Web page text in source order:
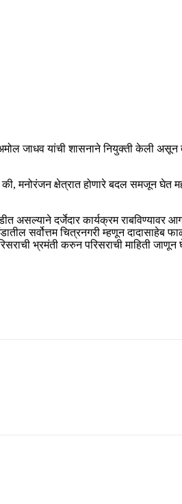
जाधव यांची शासनाने नियुक्ती केली
की, मनोरंजन क्षेत्रात होणारे बदल समजून
दर्जेदार कार्यक्रम राबविण्यावर
सर्वोत्तम चित्रनगरी म्हणून
भ्रमंती करुन परिसराची माहिती जाणून